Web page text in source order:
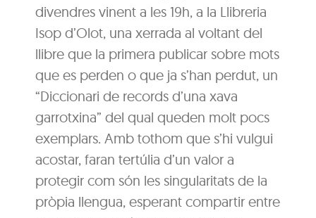
divendres vinent a les 19h, a la Llibreria
Isop d’Olot, una xerrada al voltant del
llibre que la primera publicar sobre mots
que es perden o que ja s’han perdut, un
“Diccionari de records d’una xava
garrotxina” del qual queden molt pocs
exemplars. Amb tothom que s’hi vulgui
acostar, faran tertúlia d’un valor a
protegir com són les singularitats de la
pròpia llengua, esperant compartir entre